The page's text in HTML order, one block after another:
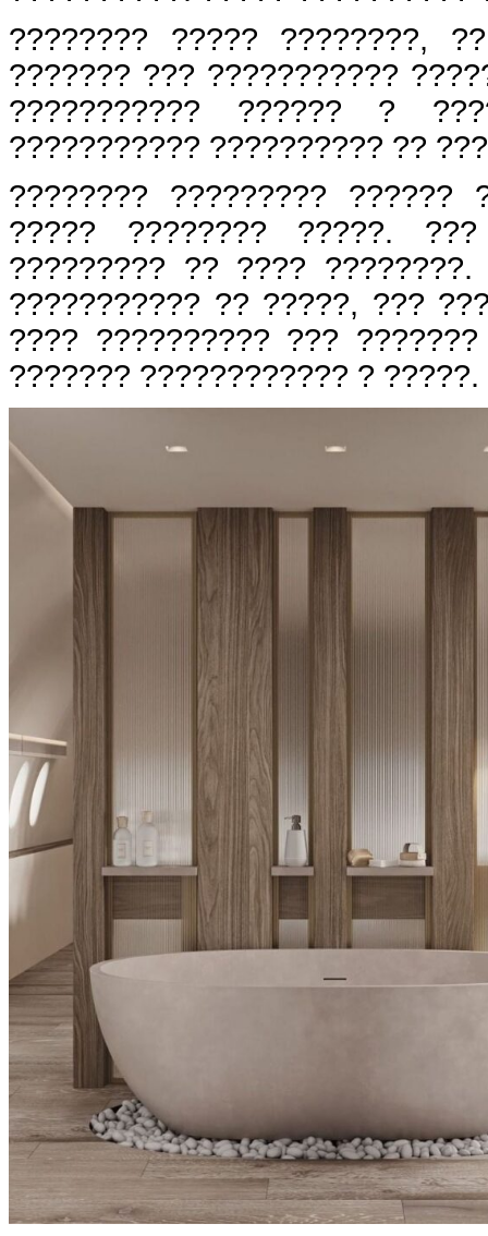
???????? ????? ????????,
??????? ??? ???????????
??????????? ?????? ?
??????????? ?????????? ??
???????? ????????? ??????
????? ???????? ?????. ???
????????? ?? ????
??????????? ?? ?????, ???
???? ?????????? ???
??????? ???????????? ? ?????.